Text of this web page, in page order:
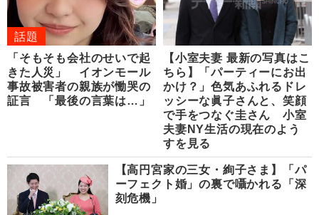
話題
「そもそも会社のせいで起
きた人災」 イオンモール
事故被害者の親族が慟哭の
証言 「最後の言葉は…」
【小室夫妻 最新の写真はこ
ちら】「パーティーにお出
かけ？」色気あふれるドレ
ッシーな眞子さんと、笑顔
で手をつなぐ圭さん 小室
夫妻NY生活の現在のよう
すを見る
【高円宮家の三女・絢子さま】「パ
ーフェクト婚」の裏で囁かれる「深
刻危機」